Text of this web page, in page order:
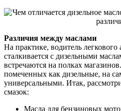
Различия между маслами
На практике, водитель
сталкивается с дизельными
встречаются на полках
помеченных как дизельные, на
универсальными. Итак,
смазок:
Масла для бензиновых